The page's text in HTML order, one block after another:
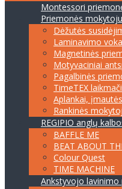
Montessori
Priemonės
Dėžutės
Laminavimo
Magnetinės
Motyvaciniai
Pagalbinės
TimeTEX
Aplankai,
Rankinės
REGIPIO anglų
BAFFLE ME
BEAT ABOUT
Colour Quest
TIME MACHINE
Ankstyvojo lavinimo